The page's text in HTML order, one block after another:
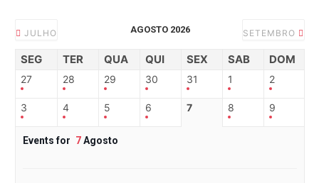
JULHO AGOSTO 2026 SETEMBRO
SEG TER QUA QUI SEX SAB DOM
27 28 29 30 31 1 2
3 4 5 6 7 8 9
Events for 7Agosto